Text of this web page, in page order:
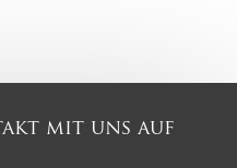
mit uns auf